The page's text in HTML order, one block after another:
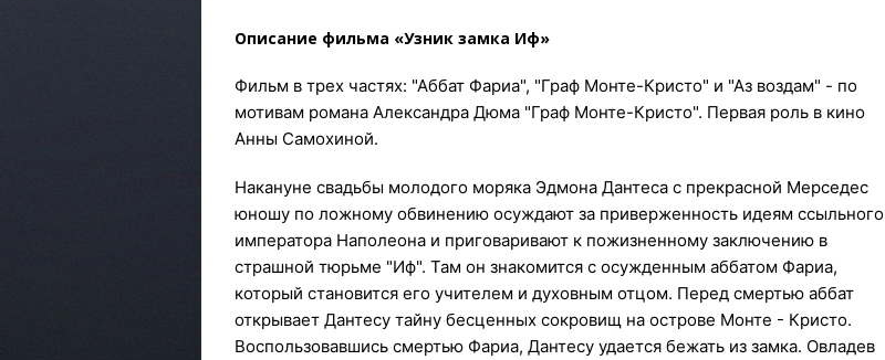
Описание фильма «Узник замка Иф»
Фильм в трех частях: "Аббат Фариа", "Граф Монте-Кристо" и "Аз воздам" - по
мотивам романа Александра Дюма "Граф Монте-Кристо". Первая роль в кино
Анны Самохиной.
Накануне свадьбы молодого моряка Эдмона Дантеса с прекрасной Мерседес
юношу по ложному обвинению осуждают за приверженность идеям ссыльного
императора Наполеона и приговаривают к пожизненному заключению в
страшной тюрьме "Иф". Там он знакомится с осужденным аббатом Фариа,
который становится его учителем и духовным отцом. Перед смертью аббат
открывает Дантесу тайну бесценных сокровищ на острове Монте - Кристо.
Воспользовавшись смертью Фариа, Дантесу удается бежать из замка. Овладев